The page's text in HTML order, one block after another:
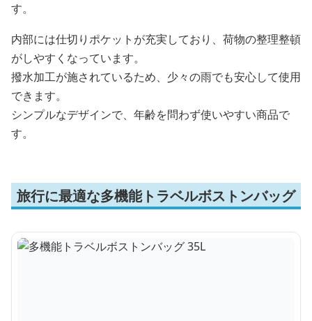
す。
内部には仕切りポケットが充実しており、荷物の整理整頓
がしやすくなっています。
撥水加工が施されているため、少々の雨でも安心して使用
できます。
シンプルなデザインで、年齢を問わず使いやすい商品で
す。
旅行に最適な多機能トラベルボストンバッグ